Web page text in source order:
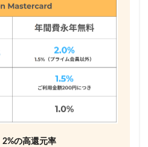
2%の高還元率